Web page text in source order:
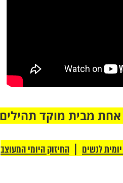
לנשים | החיזוק היומי המעוצב